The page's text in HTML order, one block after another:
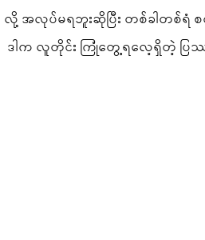
လို့ အလုပ်မရဘူးဆိုပြီး တစ်ခါတစ်ရံ
ဒါက လူတိုင်း ကြုံတွေ့ရလေ့ရှိတဲ့ ပြဿ